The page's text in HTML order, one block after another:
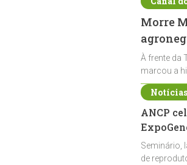
Morre
À frente da
marcou a
ANCP
Seminário,
de